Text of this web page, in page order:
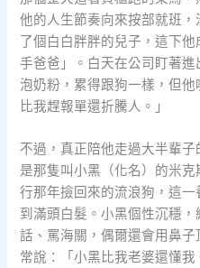
他的人生節奏向來按部就班
了個白白胖胖的兒子，這下
手爸爸」。白天在公司盯著進
泡奶粉，累得跟狗一樣，但他
比我趕報單還折騰人。」
不過，真正陪他走過大半輩
是那隻叫小黑（化名）的米
行那年撿回來的流浪狗，這
到滿頭白髮。小黑個性沉穩
話、罵海關，偶爾還會用鼻
常說：「小黑比我老婆還懂我